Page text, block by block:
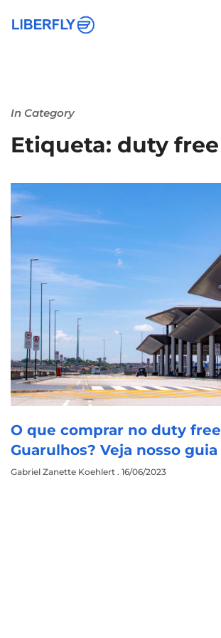
In Category
Etiqueta: duty free
O que comprar no duty free
Guarulhos? Veja nosso guia
Gabriel Zanette Koehlert 16/06/2023